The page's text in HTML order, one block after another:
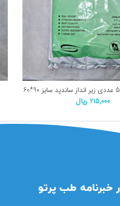
215,000 ریال
طب پرتو